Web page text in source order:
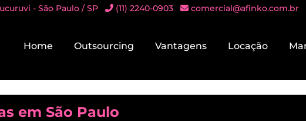
- São Paulo / SP (11) 2240-0903 comercial@afinko.com.br
Home Outsourcing Vantagens Locação
em São Paulo